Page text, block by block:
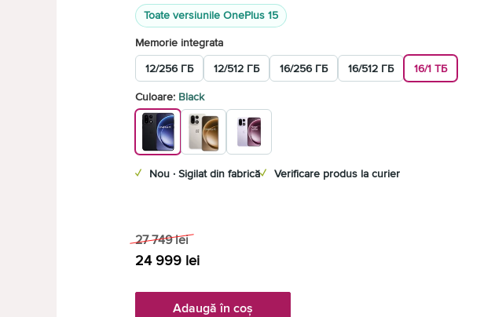
Toate versiunile OnePlus 15
Memorie integrata
12/256 ГБ
12/512 ГБ 16/256 ГБ 16/512 ГБ 16/1 ТБ
Culoare: Black
✓ Nou · Sigilat din fabrică✓ Verificare produs la curier
27 749 lei
24 999 lei
Adaugă în coș